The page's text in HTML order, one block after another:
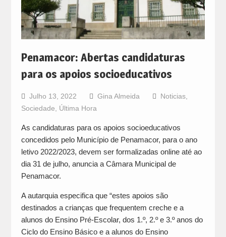
Penamacor: Abertas candidaturas
para os apoios socioeducativos
Julho 13, 2022 Gina Almeida Noticias,
Sociedade
Última Hora
As candidaturas para os apoios socioeducativos
concedidos pelo Município de Penamacor, para o ano
letivo 2022/2023, devem ser formalizadas online até ao
dia 31 de julho, anuncia a Câmara Municipal de
Penamacor.
A autarquia especifica que “estes apoios são
destinados a crianças que frequentem creche e a
alunos do Ensino Pré-Escolar, dos 1.º, 2.º e 3.º anos do
Ciclo do Ensino Básico e a alunos do Ensino